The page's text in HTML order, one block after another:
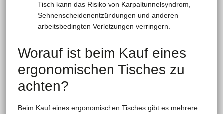
Tisch kann das Risiko von Karpaltunnelsyndrom,
Sehnenscheidenentzündungen und anderen
arbeitsbedingten Verletzungen verringern.
Worauf ist beim Kauf eines
ergonomischen Tisches zu
achten?
Beim Kauf eines ergonomischen Tisches gibt es mehrere